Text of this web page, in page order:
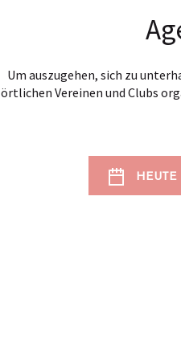
Um auszugehen, sich zu
örtlichen Vereinen und Clubs
HEUTE